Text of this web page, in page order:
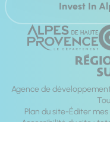
Invest In
Agence de
Plan du site Éditer
Accessibilité du site :